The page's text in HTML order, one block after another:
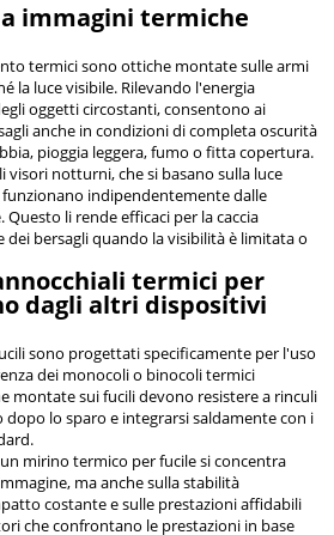
immagini termiche
termici sono ottiche montate sulle armi
la luce visibile. Rilevando l'energia
oggetti circostanti, consentono ai
anche in condizioni di completa oscurità
pioggia leggera, fumo o fitta copertura.
visori notturni, che si basano sulla luce
indipendentemente dalle
li rende efficaci per la caccia
bersagli quando la visibilità è limitata o
termici per
dagli altri dispositivi
sono progettati specificamente per l'uso
dei monocoli o binocoli termici
montate sui fucili devono resistere a rinculi
lo sparo e integrarsi saldamente con i
mirino termico per fucile si concentra
ma anche sulla stabilità
costante e sulle prestazioni affidabili
che confrontano le prestazioni in base